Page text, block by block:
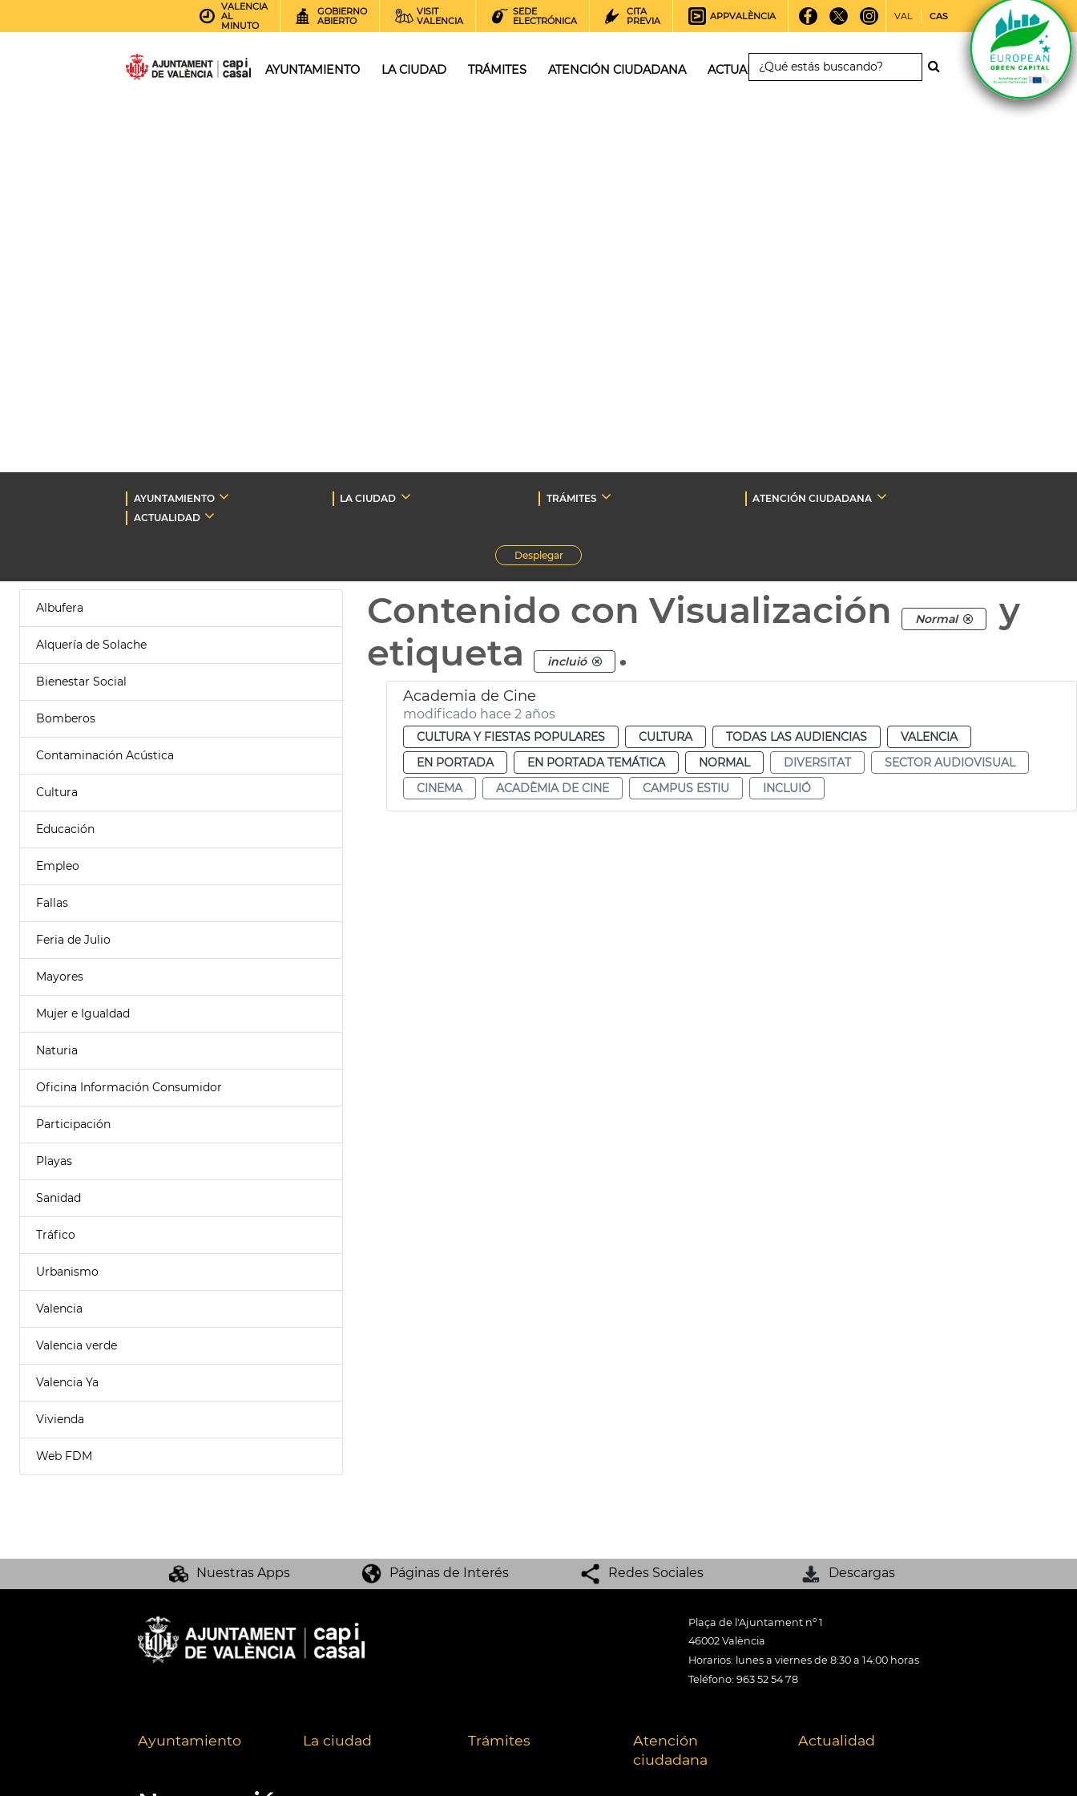
VALENCIA
AL
MINUTO
GOBIERNO
ABIERTO
VISIT
VALENCIA
SEDE
ELECTRÓNICA
CITA
PREVIA
APPVALÈNCIA VAL CAS
AYUNTAMIENTO LA CIUDAD TRÁMITES ATENCIÓN CIUDADANA ACTUALIDAD
AYUNTAMIENTO LA CIUDAD TRÁMITES
ATENCIÓN CIUDADANA
ACTUALIDAD
Desplegar
Albufera
Alquería de Solache
Bienestar Social
Bomberos
Contaminación Acústica
Cultura
Educación
Empleo
Fallas
Feria de Julio
Mayores
Mujer e Igualdad
Naturia
Oficina Información Consumidor
Participación
Playas
Sanidad
Tráfico
Urbanismo
Valencia
Valencia verde
Valencia Ya
Vivienda
Web FDM
Contenido con Visualización Normal
y
etiqueta
incluió .
Academia de Cine
modificado hace 2 años
CULTURA Y FIESTAS POPULARES CULTURA TODAS LAS AUDIENCIAS
VALENCIA
EN PORTADA
EN PORTADA TEMÁTICA NORMAL DIVERSITAT
SECTOR AUDIOVISUAL
CINEMA
ACADÈMIA DE CINE CAMPUS ESTIU INCLUIÓ
Nuestras Apps Páginas de Interés Redes Sociales Descargas
Plaça de l'Ajuntament nº 1
46002 València
Horarios: lunes a viernes de 8:30 a 14:00 horas
Teléfono: 963 52 54 78
Ayuntamiento La ciudad Trámites
Atención
ciudadana
Actualidad